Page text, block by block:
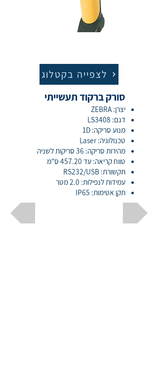
לצפייה בקטלוג
סורק ברקוד תעשייתי
יצרן: ZEBRA
דגם: LS3408
מנוע סריקה: 1D
טכנולוגיה: Laser
מהירות סריקה: 36 סריקות לשניה
טווח קריאה: עד 457.20 ס"מ
תקשורת: RS232/USB
עמידות לנפילות: 2.0 מטר
תקן אטימות: IP65